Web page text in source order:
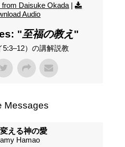
Daisuke Okada |
Audio
"至福の教え"
）の講解説教
Messages
える神の愛
Hamao